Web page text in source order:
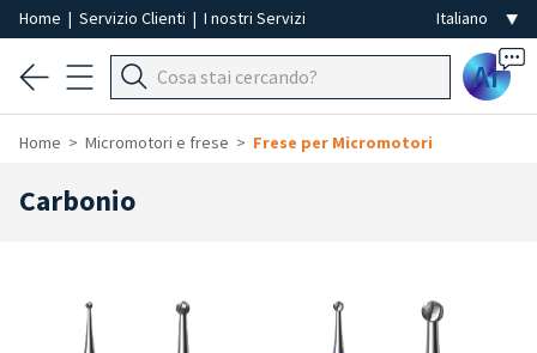
Home | Servizio Clienti | I nostri Servizi
Ai
Home Micromotori e frese Frese per Micromotori
Carbonio